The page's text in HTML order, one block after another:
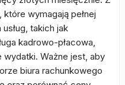
wymagają pełnej
takich jak
kadrowo-płacowa,
Ważne jest, aby
biura rachunkowego